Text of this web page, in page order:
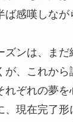
ば感嘆しなが
ズンは、ま
が、これか
れぞれの夢
、現在完了